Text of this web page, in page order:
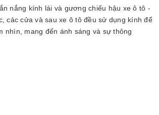
nắng kính lái và gương chiếu hậu xe ô tô -
các cửa và sau xe ô tô đều sử dụng kính để
nhìn, mang đến ánh sáng và sự thông